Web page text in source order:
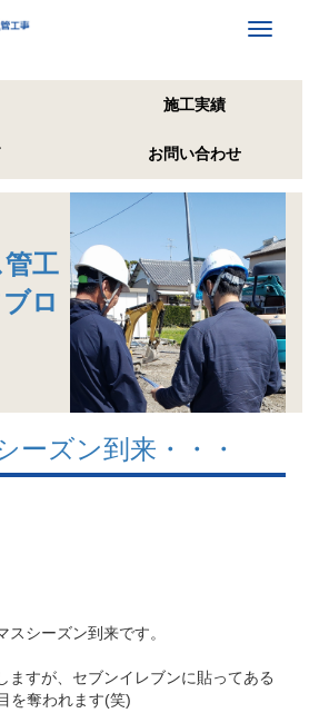
Toggle
施工実績
お問い合わせ
管工
ロ
ーズン到来・・・
シーズン到来です。
ますが、セブンイレブンに貼ってある
を奪われます(笑)